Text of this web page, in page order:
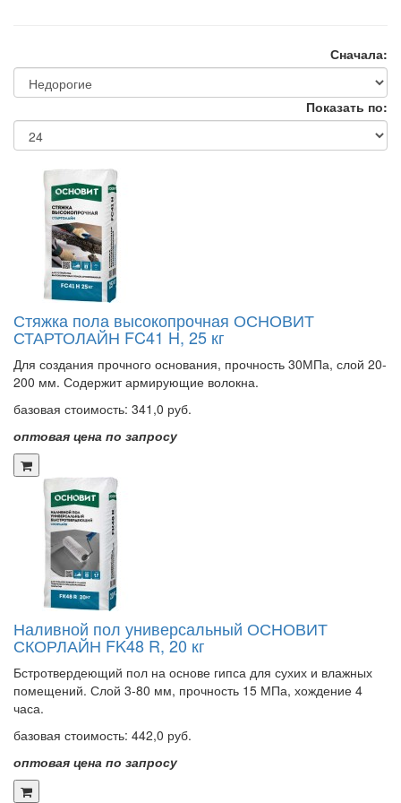
Сначала:
Показать по:
Стяжка пола высокопрочная ОСНОВИТ
СТАРТОЛАЙН FC41 H, 25 кг
Для создания прочного основания, прочность 30МПа, слой 20-
200 мм. Содержит армирующие волокна.
базовая стоимость: 341,0 руб.
оптовая цена по запросу
Наливной пол универсальный ОСНОВИТ
СКОРЛАЙН FK48 R, 20 кг
Бстротвердеющий пол на основе гипса для сухих и влажных
помещений. Слой 3-80 мм, прочность 15 МПа, хождение 4
часа.
базовая стоимость: 442,0 руб.
оптовая цена по запросу